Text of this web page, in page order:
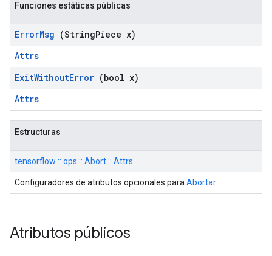
Funciones estáticas públicas
ErrorMsg (StringPiece x)
Attrs
ExitWithoutError (bool x)
Attrs
Estructuras
tensorflow :: ops :: Abort :: Attrs
Configuradores de atributos opcionales para Abortar
Atributos públicos